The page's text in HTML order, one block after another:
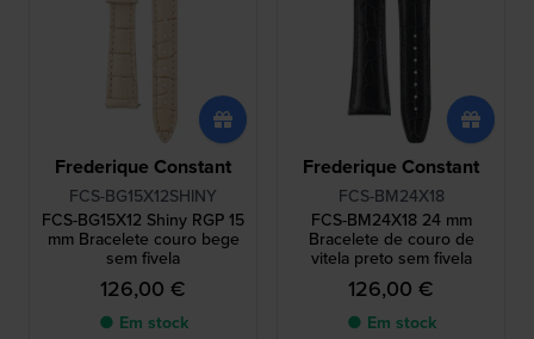
Frederique Constant
FCS-BG15X12SHINY
FCS-BG15X12 Shiny RGP 15
mm Bracelete couro bege
sem fivela
126,00 €
● Em stock
Frederique Constant
FCS-BM24X18
FCS-BM24X18 24 mm
Bracelete de couro de
vitela preto sem fivela
126,00 €
● Em stock